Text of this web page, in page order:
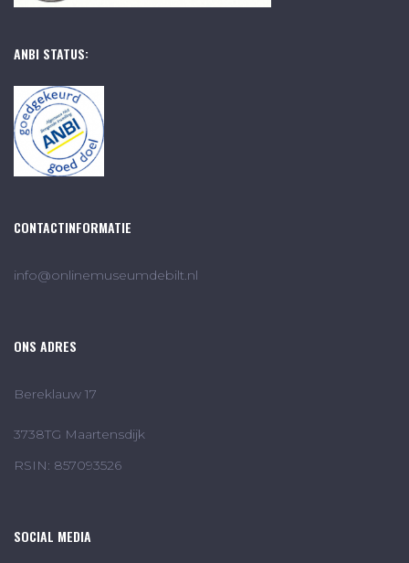
ANBI STATUS:
CONTACTINFORMATIE
info@onlinemuseumdebilt.nl
ONS ADRES
Bereklauw 17
3738TG Maartensdijk
RSIN: 857093526
SOCIAL MEDIA